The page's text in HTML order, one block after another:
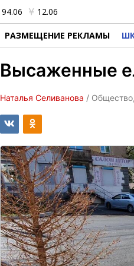
94.06 12.06
РАЗМЕЩЕНИЕ РЕКЛАМЫ
Высаженные
Наталья Селиванова /